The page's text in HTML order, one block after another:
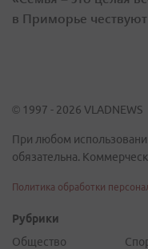
в Приморье
© 1997 - 2026 VLADNEWS
При любом
обязательна.
Политика обработки
Рубрики
Общество